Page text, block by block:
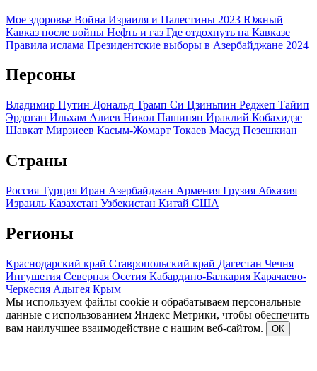
Мое здоровье Война Израиля и Палестины 2023 Южный
Кавказ после войны Нефть и газ Где отдохнуть на Кавказе
Правила ислама Президентские выборы в Азербайджане 2024
Персоны
Владимир Путин Дональд Трамп Си Цзиньпин Реджеп Тайип
Эрдоган Ильхам Алиев Никол Пашинян Ираклий Кобахидзе
Шавкат Мирзиеев Касым-Жомарт Токаев Масуд Пезешкиан
Страны
Россия Турция Иран Азербайджан Армения Грузия Абхазия
Израиль Казахстан Узбекистан Китай США
Регионы
Краснодарский край Ставропольский край Дагестан Чечня
Ингушетия Северная Осетия Кабардино-Балкария Карачаево-
Черкесия Адыгея Крым
Мы используем файлы cookie и обрабатываем персональные
данные с использованием Яндекс Метрики, чтобы обеспечить
вам наилучшее взаимодействие с нашим веб-сайтом.
ОК